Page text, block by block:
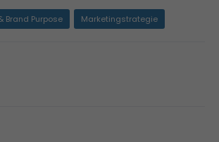
Brand Purpose Marketingstrategie